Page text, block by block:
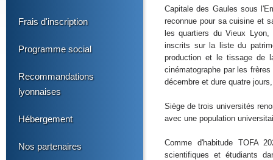
Frais d'inscription
Programme social
Recommandations
lyonnaises
Hébergement
Nos partenaires
Capitale des Gaules sous
reconnue pour sa cuisine et
les quartiers du Vieux
inscrits sur la liste du
production et le tissage de
cinématographe par les
décembre et dure quatre
Siège de trois universités
avec une population
Comme d'habitude TOFA
scientifiques et étudiants